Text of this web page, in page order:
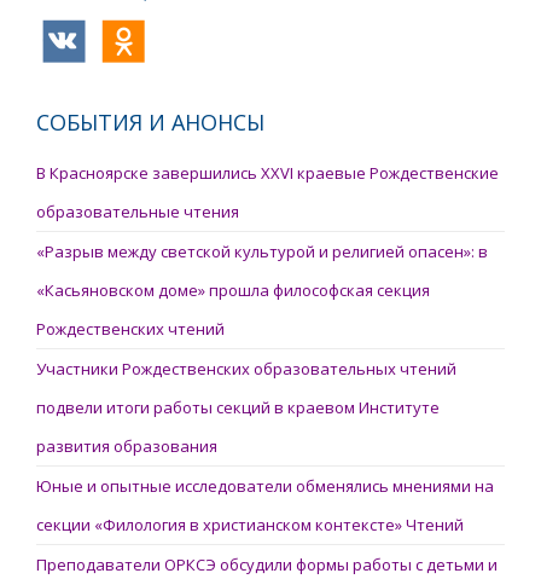
СОБЫТИЯ И АНОНСЫ
В Красноярске завершились XXVI краевые Рождественские
образовательные чтения
«Разрыв между светской культурой и религией опасен»: в
«Касьяновском доме» прошла философская секция
Рождественских чтений
Участники Рождественских образовательных чтений
подвели итоги работы секций в краевом Институте
развития образования
Юные и опытные исследователи обменялись мнениями на
секции «Филология в христианском контексте» Чтений
Преподаватели ОРКСЭ обсудили формы работы с детьми и